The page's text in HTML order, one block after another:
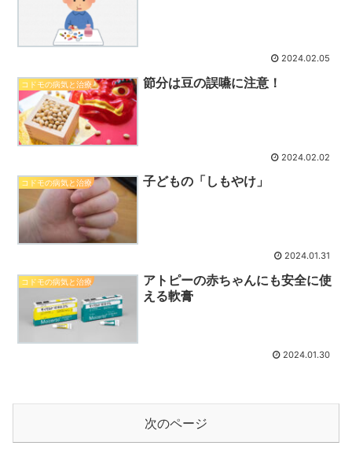
2024.02.05
コドモの病気と治療 節分は豆の誤嚥に注意！
2024.02.02
コドモの病気と治療 子どもの「しもやけ」
2024.01.31
コドモの病気と治療
アトピーの赤ちゃんにも安全に使
える軟膏
2024.01.30
次のページ